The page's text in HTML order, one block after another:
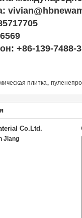
+86-139-7488-
плитка,
Co.Ltd.
Jiang